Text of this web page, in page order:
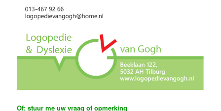
Of: stuur me uw vraag of opmerking